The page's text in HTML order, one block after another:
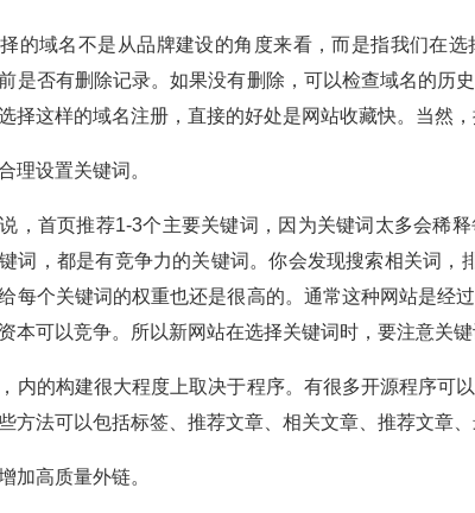
域名不是从品牌建设的角度来看，而是指我们在选
是否有删除记录。如果没有删除，可以检查域名的历
择这样的域名注册，直接的好处是网站收藏快。当然
设置关键词。
首页推荐1-3个主要关键词，因为关键词太多会稀释
词，都是有竞争力的关键词。你会发现搜索相关词，
每个关键词的权重也还是很高的。通常这种网站是经
本可以竞争。所以新网站在选择关键词时，要注意关键
的构建很大程度上取决于程序。有很多开源程序可以
方法可以包括标签、推荐文章、相关文章、推荐文章、
高质量外链。